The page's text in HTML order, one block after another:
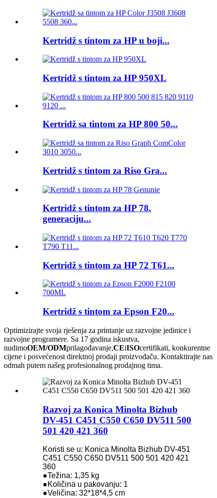
Kertridž s tintom za HP u boji...
Kertridž s tintom za HP 950XL
Kertridž sa tintom za HP 800 50...
Kertridž s tintom za Riso Gra...
Kertridž s tintom za HP 78.
generaciju...
Kertridž s tintom za HP 72 T61...
Kertridž s tintom za Epson F20...
Optimizirajte svoja rješenja za printanje uz razvojne jedinice i
razvojne programere. Sa 17 godina iskustva,
nudimoOEM/ODMprilagođavanje,CEiISOcertifikati, konkurentne
cijene i posvećenost direktnoj prodaji proizvođaču. Kontaktirajte nas
odmah putem našeg profesionalnog prodajnog tima.
Razvoj za Konica Minolta Bizhub
DV-451 C451 C550 C650 DV511 500
501 420 421 360
Koristi se u: Konica Minolta Bizhub DV-451
C451 C550 C650 DV511 500 501 420 421
360
●Težina: 1,35 kg
●Količina u pakovanju: 1
●Veličina: 32*18*4,5 cm